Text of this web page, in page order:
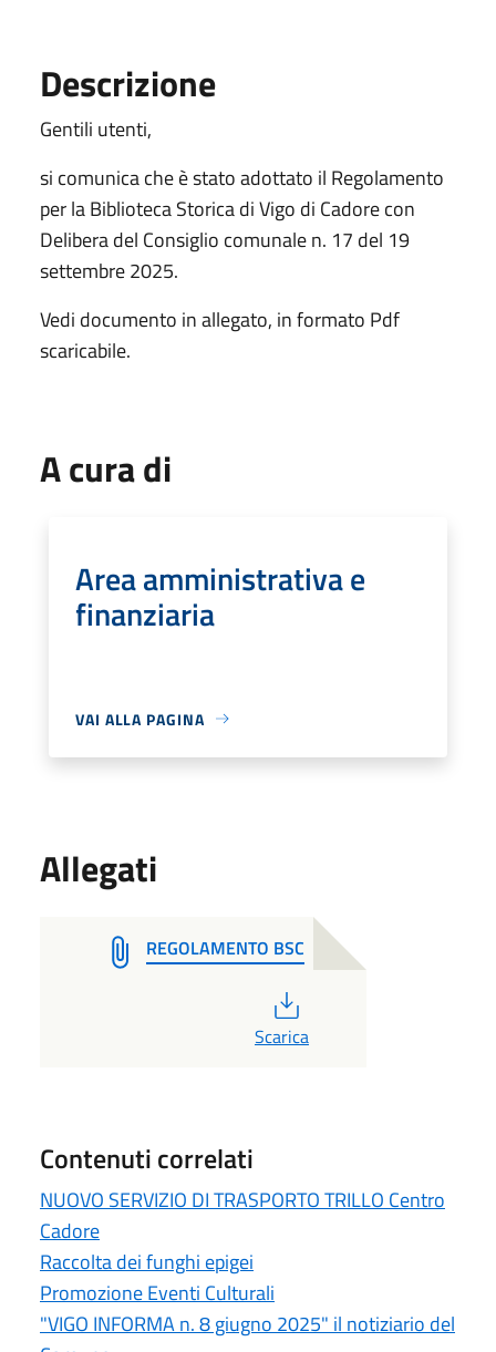
Descrizione
Gentili utenti,
si comunica che è stato adottato il Regolamento
per la Biblioteca Storica di Vigo di Cadore con
Delibera del Consiglio comunale n. 17 del 19
settembre 2025.
Vedi documento in allegato, in formato Pdf
scaricabile.
A cura di
Area amministrativa e
finanziaria
VAI ALLA PAGINA
Allegati
REGOLAMENTO BSC
Scarica
Contenuti correlati
NUOVO SERVIZIO DI TRASPORTO TRILLO Centro
Cadore
Raccolta dei funghi epigei
Promozione Eventi Culturali
"VIGO INFORMA n. 8 giugno 2025" il notiziario del